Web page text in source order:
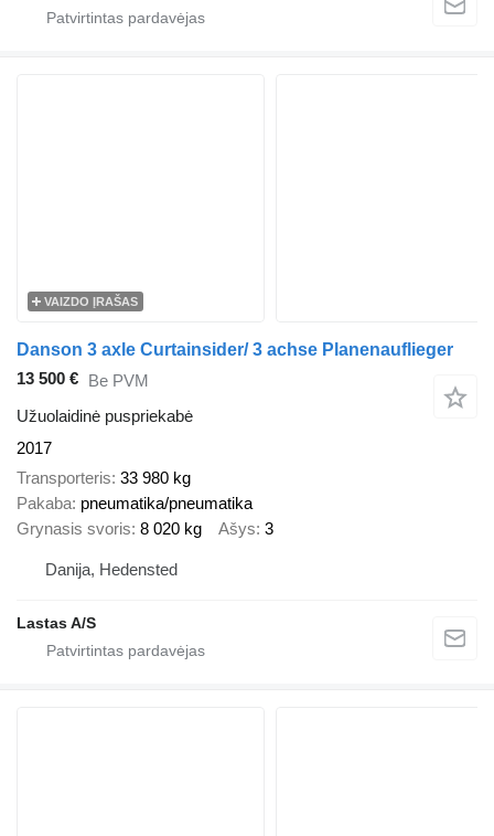
VAIZDO ĮRAŠAS
Danson 3 axle Curtainsider/ 3 achse Planenauflieger
13 500 € Be PVM
Užuolaidinė puspriekabė
2017
Transporteris 33 980 kg
Pakaba pneumatika/pneumatika
Grynasis svoris 8 020 kg Ašys 3
Danija, Hedensted
Lastas A/S